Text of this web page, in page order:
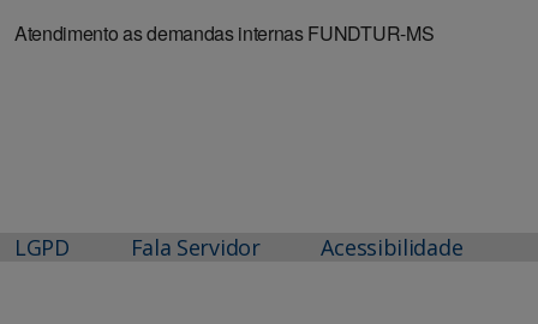
Atendimento as demandas internas FUNDTUR-MS
LGPD Fala Servidor Acessibilidade